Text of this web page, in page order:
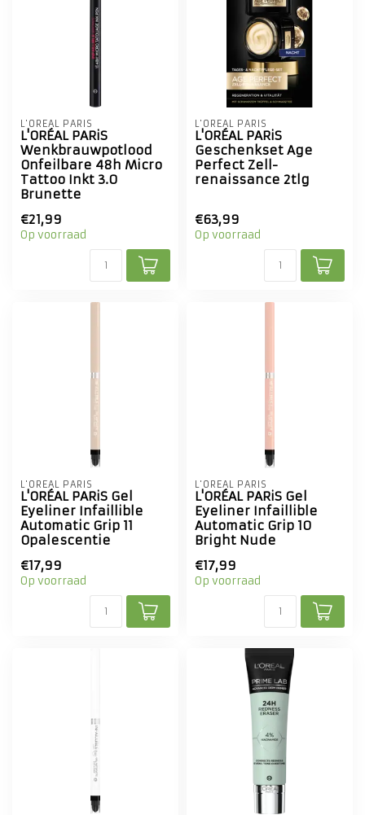
L'ORÉAL PARIS
L'ORÉAL PARiS
Wenkbrauwpotlood
Onfeilbare 48h Micro
Tattoo Inkt 3.0
Brunette
€21,99
Op voorraad
L'ORÉAL PARIS
L'ORÉAL PARiS
Geschenkset Age
Perfect Zell-
renaissance 2tlg
€63,99
Op voorraad
L'ORÉAL PARIS
L'ORÉAL PARiS Gel
Eyeliner Infaillible
Automatic Grip 11
Opalescentie
€17,99
Op voorraad
L'ORÉAL PARIS
L'ORÉAL PARiS Gel
Eyeliner Infaillible
Automatic Grip 10
Bright Nude
€17,99
Op voorraad